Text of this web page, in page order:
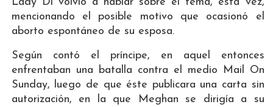
mencionando el posible motivo que ocasionó el
aborto espontáneo de su esposa.
Según contó el príncipe, en aquel entonces
enfrentaban una batalla contra el medio Mail On
Sunday, luego de que éste publicara una carta sin
autorización, en la que Meghan se dirigía a su